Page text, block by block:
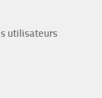
utilisateurs